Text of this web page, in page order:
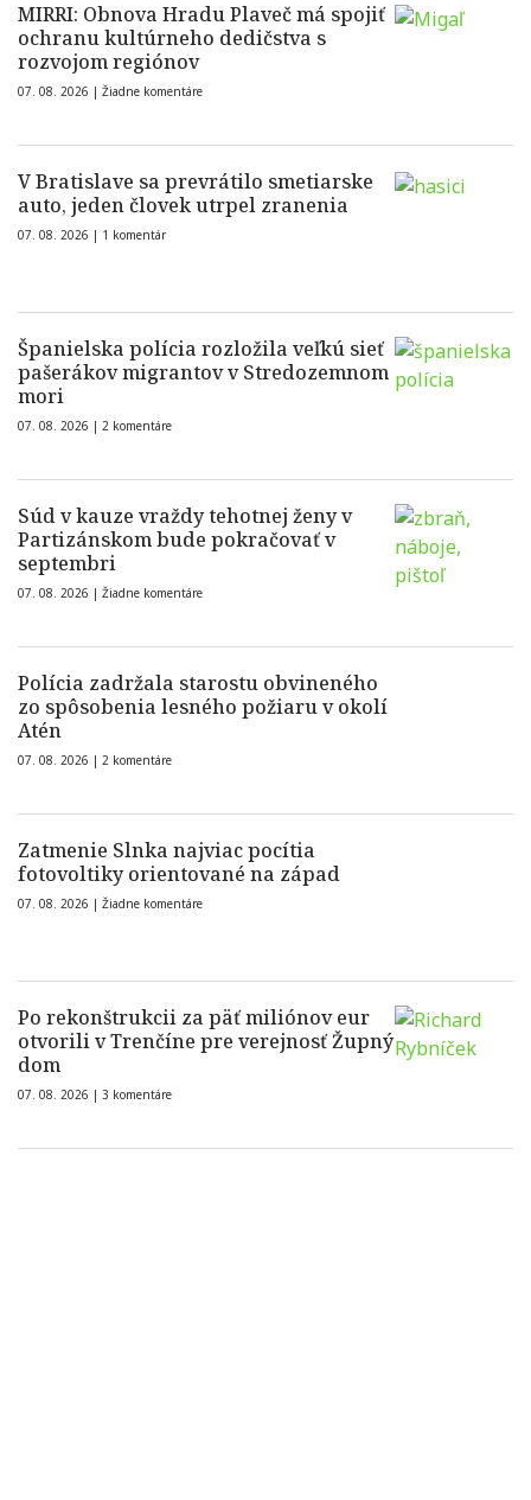
MIRRI: Obnova Hradu Plaveč má spojiť
ochranu kultúrneho dedičstva s
rozvojom regiónov
07. 08. 2026 | Žiadne komentáre
V Bratislave sa prevrátilo smetiarske
auto, jeden človek utrpel zranenia
07. 08. 2026 | 1 komentár
Španielska polícia rozložila veľkú sieť
pašerákov migrantov v Stredozemnom
mori
07. 08. 2026 | 2 komentáre
Súd v kauze vraždy tehotnej ženy v
Partizánskom bude pokračovať v
septembri
07. 08. 2026 | Žiadne komentáre
Polícia zadržala starostu obvineného
zo spôsobenia lesného požiaru v okolí
Atén
07. 08. 2026 | 2 komentáre
Zatmenie Slnka najviac pocítia
fotovoltiky orientované na západ
07. 08. 2026 | Žiadne komentáre
Po rekonštrukcii za päť miliónov eur
otvorili v Trenčíne pre verejnosť Župný
dom
07. 08. 2026 | 3 komentáre